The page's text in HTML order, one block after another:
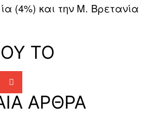
(4%) και την Μ. Βρετανία
ΤΟ
ΑΡΘΡΑ